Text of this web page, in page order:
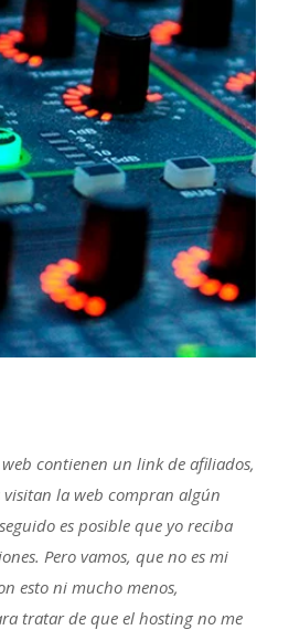
contienen un link de afiliados,
la web compran algún
es posible que yo reciba
Pero vamos, que no es mi
esto ni mucho menos,
tratar de que el hosting no me